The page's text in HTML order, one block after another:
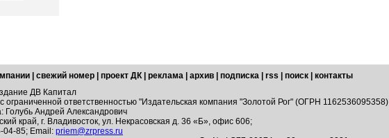
свежий номер проект ДК реклама архив подписка rss поиск
контакты
ДВ Капитал
ограниченной ответственностью "Издательская компания "Золотой Рог" (ОГРН 1162536095358)
Голубь Андрей Александрович
край, г. Владивосток, ул. Некрасовская д. 36 «Б», офис 606;
85; Email: priem@zrpress.ru